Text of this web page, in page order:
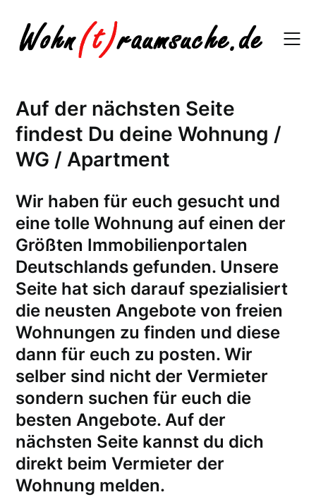
content
Auf der nächsten Seite
findest Du deine Wohnung /
WG / Apartment
Wir haben für euch gesucht und
eine tolle Wohnung auf einen der
Größten Immobilienportalen
Deutschlands gefunden. Unsere
Seite hat sich darauf spezialisiert
die neusten Angebote von freien
Wohnungen zu finden und diese
dann für euch zu posten. Wir
selber sind nicht der Vermieter
sondern suchen für euch die
besten Angebote. Auf der
nächsten Seite kannst du dich
direkt beim Vermieter der
Wohnung melden.